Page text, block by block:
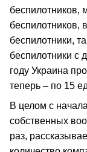
беспилотников,
беспилотников,
беспилотники,
беспилотники с
году Украина
теперь – по 15
В целом с
собственных
раз,